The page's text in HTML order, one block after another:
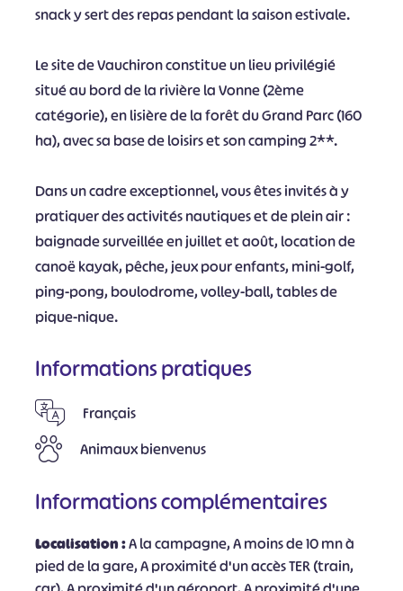
snack y sert des repas pendant la saison estivale.
Le site de Vauchiron constitue un lieu privilégié
situé au bord de la rivière la Vonne (2ème
catégorie), en lisière de la forêt du Grand Parc (160
ha), avec sa base de loisirs et son camping 2**.
Dans un cadre exceptionnel, vous êtes invités à y
pratiquer des activités nautiques et de plein air :
baignade surveillée en juillet et août, location de
canoë kayak, pêche, jeux pour enfants, mini-golf,
ping-pong, boulodrome, volley-ball, tables de
pique-nique.
Informations pratiques
Français
Animaux bienvenus
Informations complémentaires
Localisation :A la campagne, A moins de 10 mn à
pied de la gare, A proximité d'un accès TER (train,